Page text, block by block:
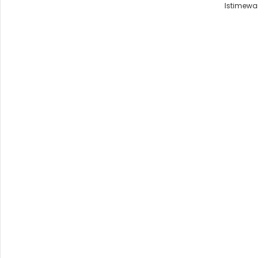
Istimewa